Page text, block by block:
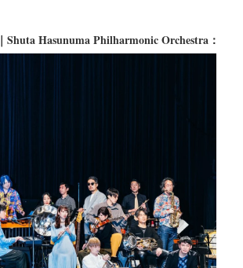
Shuta Hasunuma Philharmonic Orchestra：